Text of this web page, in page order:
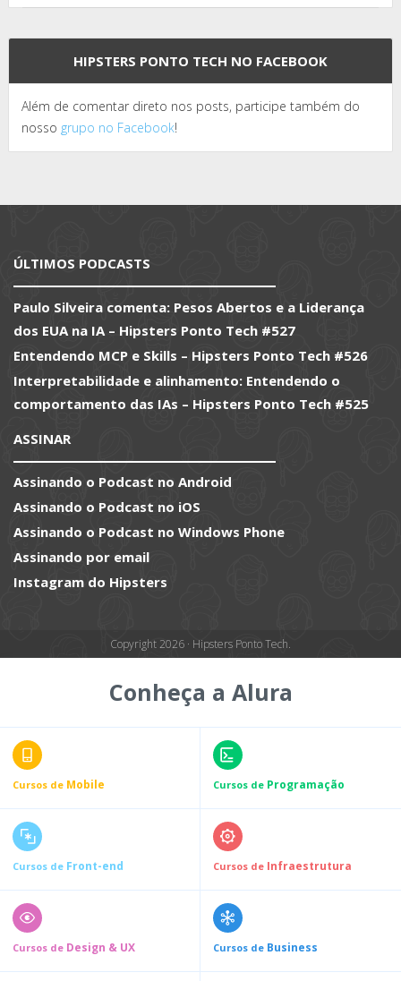
HIPSTERS PONTO TECH NO FACEBOOK
Além de comentar direto nos posts, participe também do
nosso grupo no Facebook!
ÚLTIMOS PODCASTS
Paulo Silveira comenta: Pesos Abertos e a Liderança
dos EUA na IA – Hipsters Ponto Tech #527
Entendendo MCP e Skills – Hipsters Ponto Tech #526
Interpretabilidade e alinhamento: Entendendo o
comportamento das IAs – Hipsters Ponto Tech #525
ASSINAR
Assinando o Podcast no Android
Assinando o Podcast no iOS
Assinando o Podcast no Windows Phone
Assinando por email
Instagram do Hipsters
Copyright 2026 · Hipsters Ponto Tech.
Conheça a Alura
Cursos de Mobile Cursos de Programação
Cursos de Front-end Cursos de Infraestrutura
Cursos de Design & UX Cursos de Business